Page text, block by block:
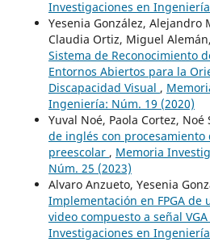
Investigaciones en
Yesenia González, Alejandro
Claudia Ortiz, Miguel
Sistema de Reconocimiento
Entornos Abiertos para la
Discapacidad Visual ,
Ingeniería: Núm. 19 (2020)
Yuval Noé, Paola Cortez, Noé
de inglés con procesamiento
preescolar , Memoria
Núm. 25 (2023)
Alvaro Anzueto, Yesenia
Implementación en FPGA de
video compuesto a señal VGA
Investigaciones en